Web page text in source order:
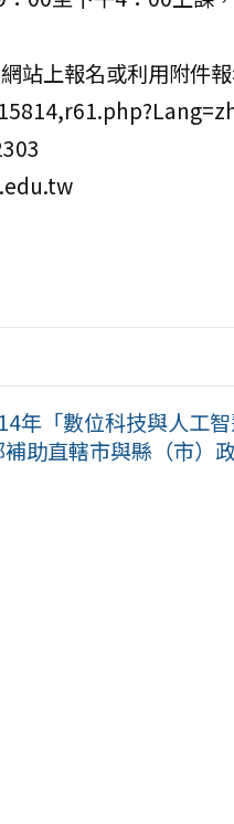
站上報名或利用附件
年「數位科技與人工
助直轄市與縣（市）